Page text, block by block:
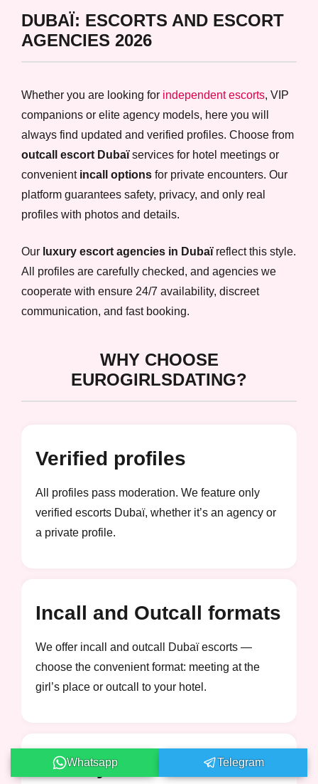
DUBAÏ: ESCORTS AND ESCORT
AGENCIES 2026
Whether you are looking for independent escorts, VIP
companions or elite agency models, here you will
always find updated and verified profiles. Choose from
outcall escort Dubaïservices for hotel meetings or
convenient incall options for private encounters. Our
platform guarantees safety, privacy, and only real
profiles with photos and details.
Our luxury escort agencies in Dubaïreflect this style.
All profiles are carefully checked, and agencies we
cooperate with ensure 24/7 availability, discreet
communication, and fast booking.
WHY CHOOSE
EUROGIRLSDATING?
Verified profiles
All profiles pass moderation. We feature only
verified escorts Dubaï, whether it’s an agency or
a private profile.
Incall and Outcall formats
We offer incall and outcall Dubaï escorts —
choose the convenient format: meeting at the
girl’s place or outcall to your hotel.
Privacy and
Whatsapp Telegram